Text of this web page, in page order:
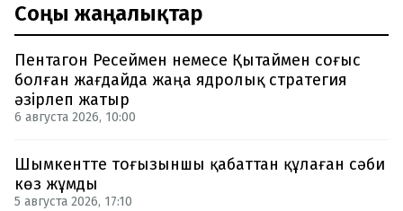
Соңғы жаңалықтар
Пентагон Ресеймен немесе Қытаймен соғыс
болған жағдайда жаңа ядролық стратегия
әзірлеп жатыр
6 августа 2026, 10:00
Шымкентте тоғызыншы қабаттан құлаған сәби
көз жұмды
5 августа 2026, 17:10